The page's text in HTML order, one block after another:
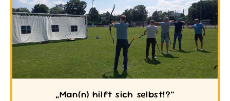
„Man(n) hilft sich selbst!?“